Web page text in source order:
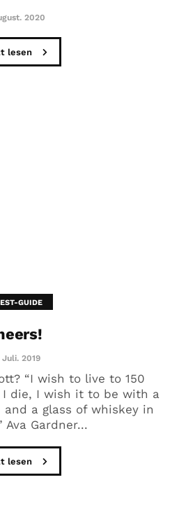
2020
lesen
GUIDE
Juli. 2019
“I wish to live to 150
die, I wish it to be with a
a glass of whiskey in
Ava Gardner...
lesen